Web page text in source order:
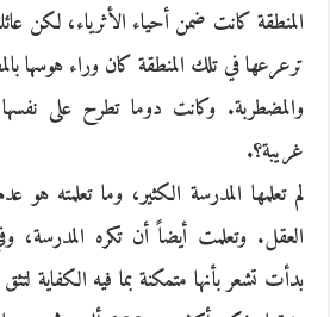
المنطقة كانت ضمن أحياء الأثرياء، لكن
ترعرعها في تلك المنطقة كان وراء هوسها
والمضطربة. وكانت دوما تطرح على نفسها
غريبة؟.
لم تعلمها المدرسة الكثير، وما تعلمته
العقل. وتعلمت أيضاً أن تكره المدرسة،
بدأت تشعر بأنها متمكنة بما فيه الكفاية